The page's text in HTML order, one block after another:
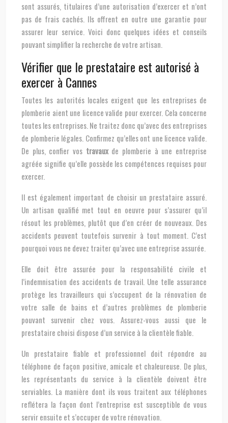
sont assurés, titulaires d’une autorisation d’exercer et n’ont
pas de frais cachés. Ils offrent en outre une garantie pour
assurer leur service. Voici donc quelques idées et conseils
pouvant simplifier la recherche de votre artisan.
Vérifier que le prestataire est autorisé à
exercer à Cannes
Toutes les autorités locales exigent que les entreprises de
plomberie aient une licence valide pour exercer. Cela concerne
toutes les entreprises. Ne traitez donc qu’avec des entreprises
de plomberie légales. Confirmez qu’elles ont une licence valide.
De plus, confier vos travauxde plomberie à une entreprise
agréée signifie qu’elle possède les compétences requises pour
exercer.
Il est également important de choisir un prestataire assuré.
Un artisan qualifié met tout en oeuvre pour s’assurer qu’il
résout les problèmes, plutôt que d’en créer de nouveaux. Des
accidents peuvent toutefois survenir à tout moment. C’est
pourquoi vous ne devez traiter qu’avec une entreprise assurée.
Elle doit être assurée pour la responsabilité civile et
l’indemnisation des accidents de travail. Une telle assurance
protège les travailleurs qui s’occupent de la rénovation de
votre salle de bains et d’autres problèmes de plomberie
pouvant survenir chez vous. Assurez-vous aussi que le
prestataire choisi dispose d’un service à la clientèle fiable.
Un prestataire fiable et professionnel doit répondre au
téléphone de façon positive, amicale et chaleureuse. De plus,
les représentants du service à la clientèle doivent être
serviables. La manière dont ils vous traitent aux téléphones
reflétera la façon dont l’entreprise est susceptible de vous
servir ensuite et s’occuper de votre rénovation.